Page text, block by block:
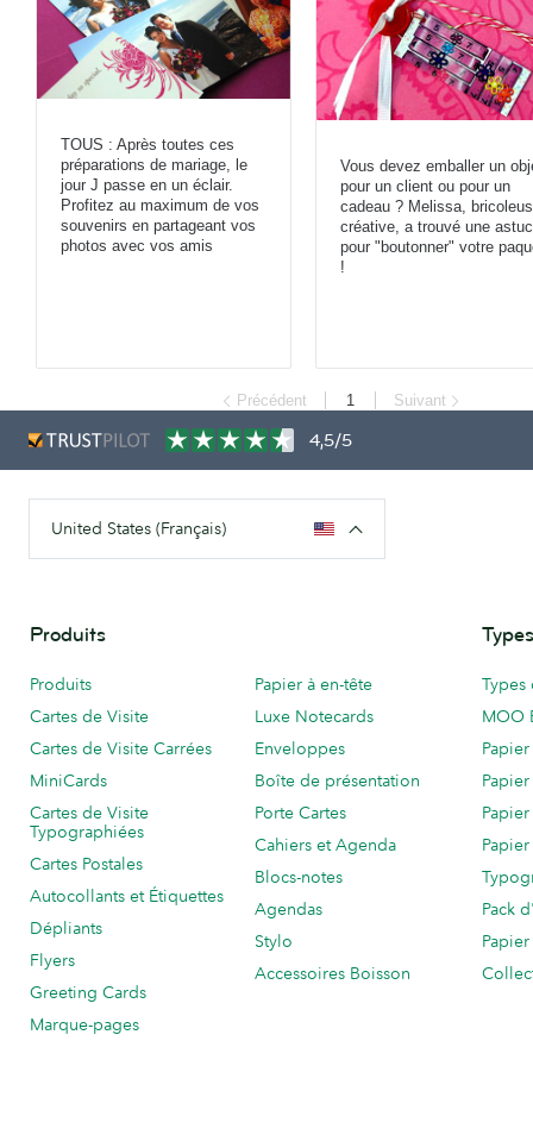
TOUS : Après toutes ces
préparations de mariage, le
jour J passe en un éclair.
Profitez au maximum de vos
souvenirs en partageant vos
photos avec vos amis
Vous devez emballer un
pour un client ou pour un
cadeau ? Melissa,
créative, a trouvé une
pour "boutonner" votre
!
Précédent 1 Suivant
4,5/5
United States (Français)
Produits
Produits
Cartes de Visite
Cartes de Visite Carrées
MiniCards
Cartes de Visite
Typographiées
Cartes Postales
Autocollants et Étiquettes
Dépliants
Flyers
Greeting Cards
Marque-pages
Papier à en-tête
Luxe Notecards
Enveloppes
Boîte de présentation
Porte Cartes
Cahiers et Agenda
Blocs-notes
Agendas
Stylo
Accessoires Boisson
MOO
Pack